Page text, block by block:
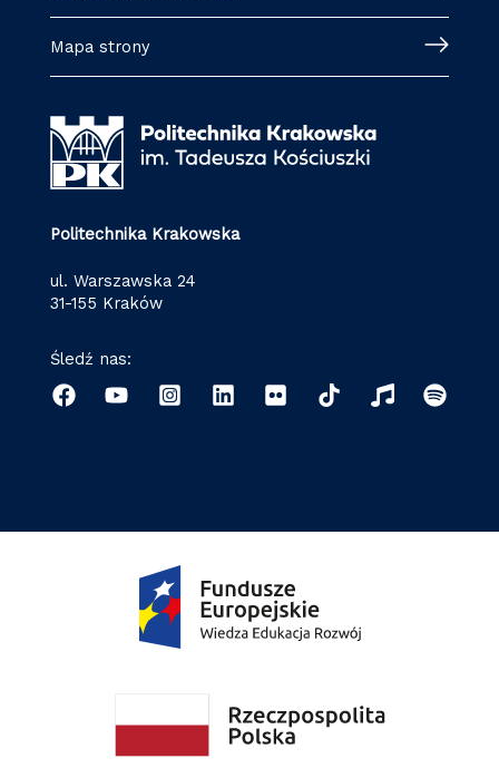
Mapa strony
Politechnika Krakowska
ul. Warszawska 24
31-155 Kraków
Śledź nas: